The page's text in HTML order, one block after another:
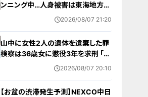
ンニング中…人身被害は東海地方で
今シーズン初めて 岐阜県高山市
2026/08/07 21:20
山中に女性2人の遺体を遺棄した罪
検察は36歳女に懲役3年を求刑 ｢遺
棄時に近くに居続けたこと自体が重
2026/08/07 20:10
【お盆の渋滞発生予測】NEXCO中日